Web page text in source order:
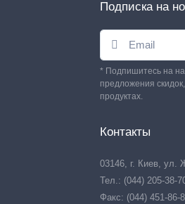
Подписка на
* Подпишитесь на
предложения
продуктах.
Контакты
03146, г. Киев, ул.
Тел.: (044) 205-38-
Факс: (044) 451-86-